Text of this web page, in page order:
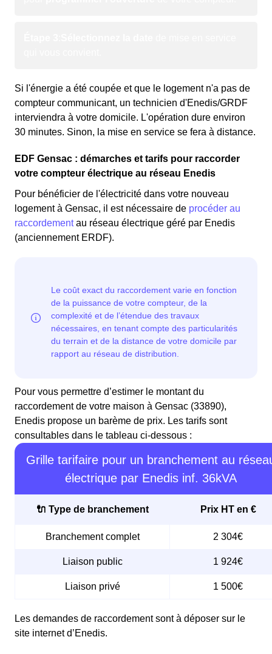
Si l'énergie a été coupée et que le logement n'a pas de
compteur communicant, un technicien d'Enedis/GRDF
interviendra à votre domicile. L'opération dure environ
30 minutes. Sinon, la mise en service se fera à distance.
EDF Gensac : démarches et tarifs pour raccorder
votre compteur électrique au réseau Enedis
Pour bénéficier de l'électricité dans votre nouveau
logement à Gensac, il est nécessaire de procéder au
raccordementau réseau électrique géré par Enedis
(anciennement ERDF).
Pour vous permettre d’estimer le montant du
raccordement de votre maison à Gensac (33890),
Enedis propose un barème de prix. Les tarifs sont
consultables dans le tableau ci-dessous :
Grille tarifaire pour un branchement au
électrique par Enedis inf. 36kVA
🔌 Type de branchement Prix HT en €
Branchement complet 2 304€
Liaison public 1 924€
Liaison privé 1 500€
Les demandes de raccordement sont à déposer sur le
site internet d’Enedis.